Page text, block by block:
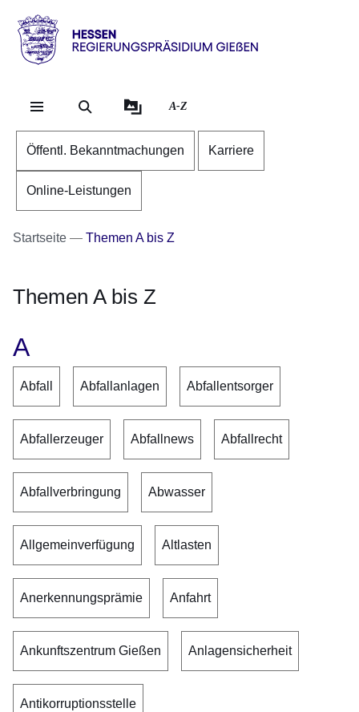
Direkt zum Kopf der
Direkt zum Inhalt
Direkt zum Fuß der
Hessen
RP
A-Z
Öffentl. Bekanntmachungen Karriere
Online-Leistungen
Startseite Themen A bis Z
Themen A bis Z
A
Abfall Abfallanlagen Abfallentsorger
Abfallerzeuger Abfallnews Abfallrecht
Abfallverbringung Abwasser
Allgemeinverfügung Altlasten
Anerkennungsprämie Anfahrt
Ankunftszentrum Gießen Anlagensicherheit
Antikorruptionsstelle